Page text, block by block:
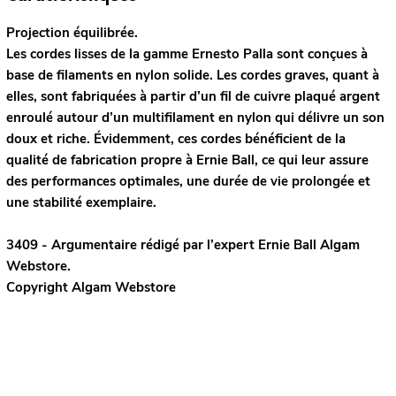
Projection équilibrée.
Les cordes lisses de la gamme Ernesto Palla sont conçues à
base de filaments en nylon solide. Les cordes graves, quant à
elles, sont fabriquées à partir d’un fil de cuivre plaqué argent
enroulé autour d’un multifilament en nylon qui délivre un son
doux et riche. Évidemment, ces cordes bénéficient de la
qualité de fabrication propre à Ernie Ball, ce qui leur assure
des performances optimales, une durée de vie prolongée et
une stabilité exemplaire.
3409 - Argumentaire rédigé par l’expert Ernie Ball Algam
Webstore.
Copyright Algam Webstore